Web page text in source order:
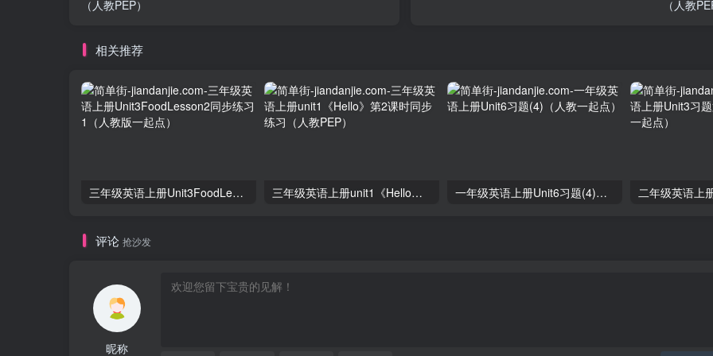
（人教PEP）
（人教
相关推荐
三年级英语上册Unit3FoodLesson2同步练习1（人教版一起点） 三年级英语上册unit1《Hello》第2课时同步练习（人教PEP） 一年级英语上册Unit6习题(4)（人教一起点）
评论 抢沙发
昵称